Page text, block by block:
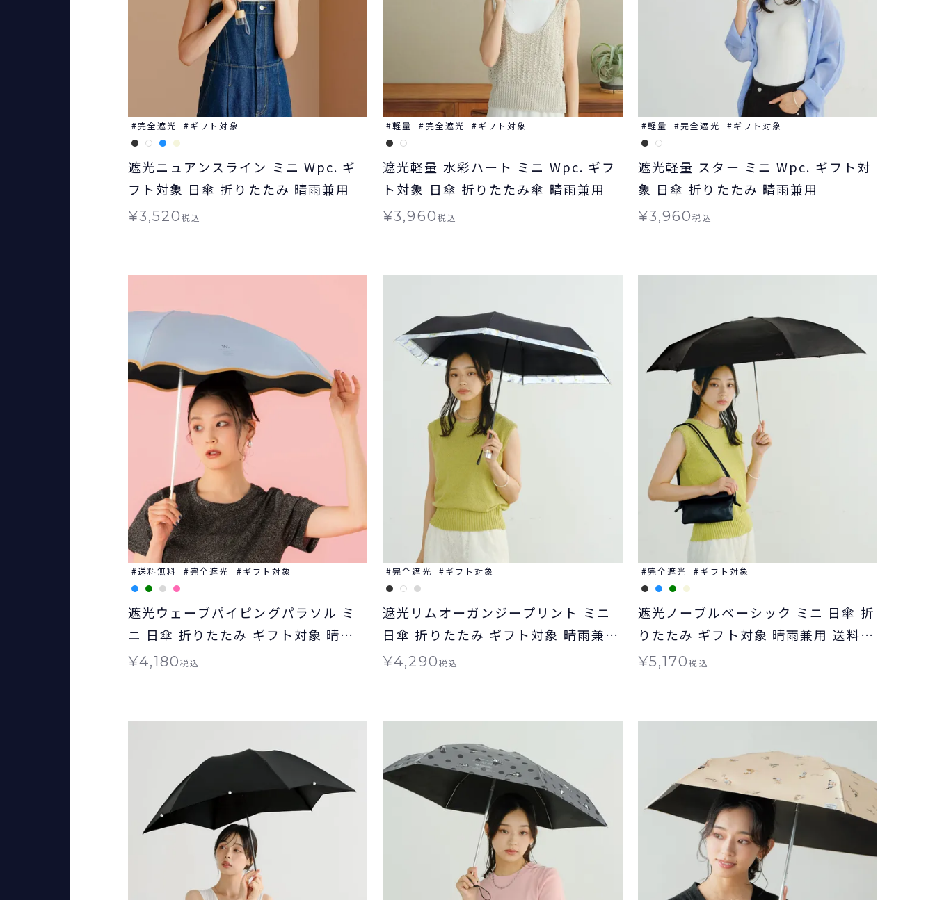
完全遮光 ギフト対象
遮光ニュアンスライン ミニ Wpc. ギ
フト対象 日傘 折りたたみ 晴雨兼用
¥3,520税込
軽量 完全遮光 ギフト対象
遮光軽量 水彩ハート ミニ Wpc. ギフ
ト対象 日傘 折りたたみ傘 晴雨兼用
¥3,960税込
軽量 完全遮光 ギフト対象
遮光軽量 スター ミニ Wpc. ギフト対
象 日傘 折りたたみ 晴雨兼用
¥3,960税込
送料無料 完全遮光 ギフト対象
遮光ウェーブパイピングパラソル ミ
ニ 日傘 折りたたみ ギフト対象 晴雨
兼用 送料無料 Wpc.
¥4,180税込
完全遮光 ギフト対象
遮光リムオーガンジープリント ミニ
日傘 折りたたみ ギフト対象 晴雨兼用
送料無料 Wpc.
¥4,290税込
完全遮光 ギフト対象
遮光ノーブルベーシック ミニ 日傘 折
りたたみ ギフト対象 晴雨兼用 送料無
料 Wpc.
¥5,170税込